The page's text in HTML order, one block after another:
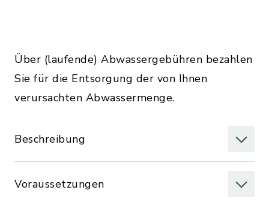
Über (laufende) Abwassergebühren bezahlen
Sie für die Entsorgung der von Ihnen
verursachten Abwassermenge.
Beschreibung
Voraussetzungen